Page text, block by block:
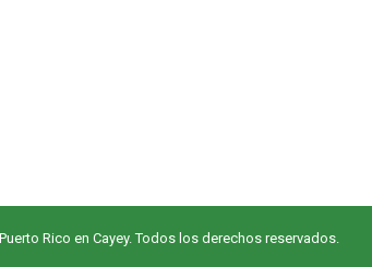
Rico en Cayey. Todos los derechos reservados.